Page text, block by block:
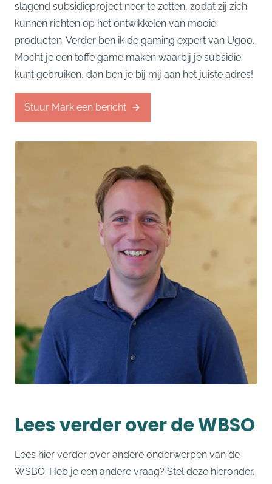
slagend subsidieproject neer te zetten, zodat zij zich
kunnen richten op het ontwikkelen van mooie
producten. Verder ben ik de gaming expert van Ugoo.
Mocht je een toffe game maken waarbij je subsidie
kunt gebruiken, dan ben je bij mij aan het juiste adres!
Stuur Mark een bericht
Lees verder over de WBSO
Lees hier verder over andere onderwerpen van de
WSBO. Heb je een andere vraag? Stel deze hieronder.